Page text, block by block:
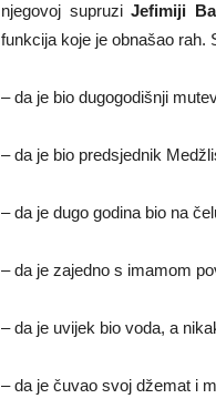
njegovoj supruziJefimiji
funkcija koje je obnašao rah.
– da je bio dugogodišnji
– da je bio predsjednik
– da je dugo godina bio na
– da je zajedno s imamom
– da je uvijek bio voda, a
– da je čuvao svoj džemat i